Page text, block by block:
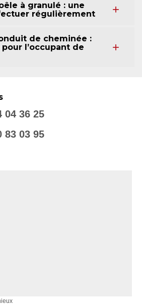
à granulé : une
régulièrement
de cheminée :
l’occupant de
04 36 25
83 03 95